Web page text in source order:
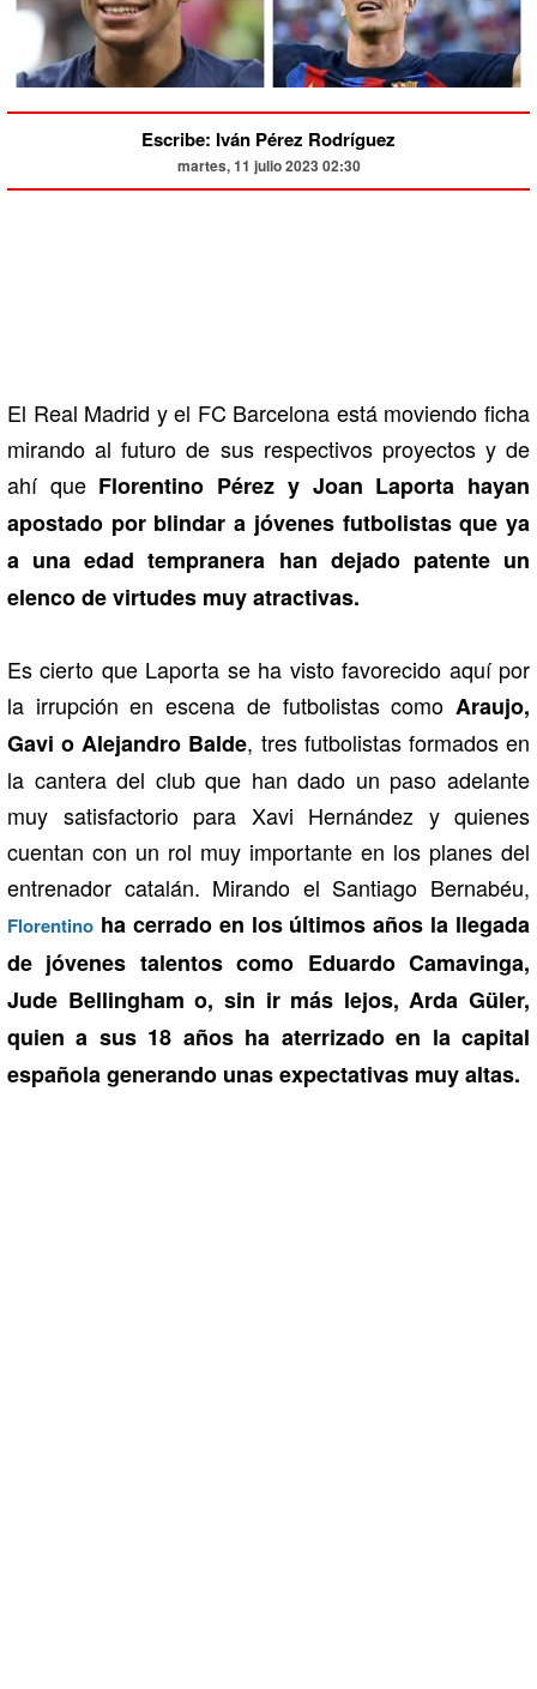
Escribe: Iván Pérez Rodríguez
martes, 11 julio 2023 02:30
El Real Madrid y el FC Barcelona está moviendo ficha
mirando al futuro de sus respectivos proyectos y de
ahí que Florentino Pérez y Joan Laporta hayan
apostado por blindar a jóvenes futbolistas que ya
a una edad tempranera han dejado patente un
elenco de virtudes muy atractivas.
Es cierto que Laporta se ha visto favorecido aquí por
la irrupción en escena de futbolistas como Araujo,
Gavi o Alejandro Balde, tres futbolistas formados en
la cantera del club que han dado un paso adelante
muy satisfactorio para Xavi Hernández y quienes
cuentan con un rol muy importante en los planes del
entrenador catalán. Mirando el Santiago Bernabéu,
Florentino ha cerrado en los últimos años la llegada
de jóvenes talentos como Eduardo Camavinga,
Jude Bellingham o, sin ir más lejos, Arda Güler,
quien a sus 18 años ha aterrizado en la capital
española generando unas expectativas muy altas.